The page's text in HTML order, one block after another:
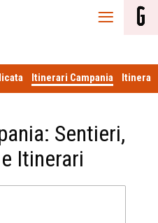
Itinerari Campania
Sentieri,
Itinerari